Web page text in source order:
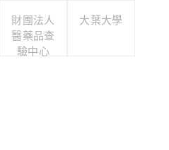
財團法人
醫藥品查
驗中心
大葉大學